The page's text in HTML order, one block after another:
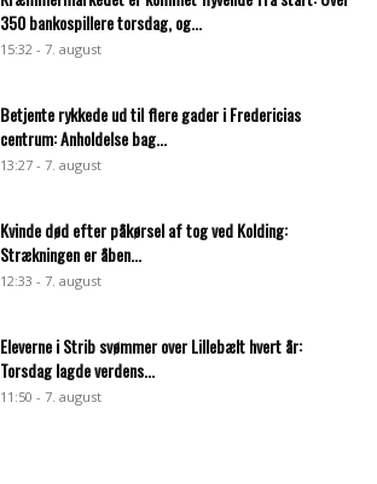
350 bankospillere torsdag, og...
15:32 - 7. august
Betjente rykkede ud til flere gader i Fredericias
centrum: Anholdelse bag...
13:27 - 7. august
Kvinde død efter påkørsel af tog ved Kolding:
Strækningen er åben...
12:33 - 7. august
Eleverne i Strib svømmer over Lillebælt hvert år:
Torsdag lagde verdens...
11:50 - 7. august